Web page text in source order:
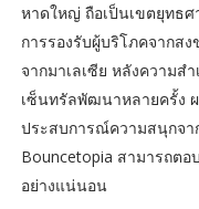
หาดใหญ่ ถือเป็นเขตยุทธ
การรองรับผู้บริโภคจากสง
จากมาเลเซีย หลังความส
เซ็นทรัลพัฒนาหลายครั้ง
ประสบการณ์ความสนุกจา
Bouncetopia สามารถต
อย่างแน่นอน